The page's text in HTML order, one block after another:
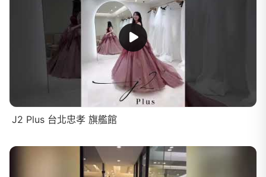
J2 Plus 台北忠孝 旗艦館